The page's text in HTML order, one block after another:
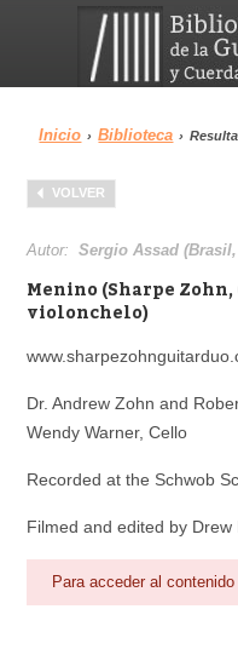
Menu
Biblioteca
Área personal
Inicio › Biblioteca ›
VOLVER
Autor:Sergio Assad (Brasil,
Menino (Sharpe
violonchelo)
Dr. Andrew Zohn and
Wendy Warner, Cello
Recorded at the Schwob
Filmed and edited by Drew
Para acceder al